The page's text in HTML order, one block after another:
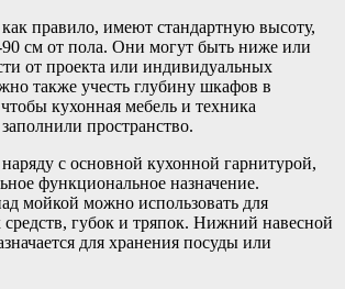
правило, имеют стандартную высоту,
см от пола. Они могут быть ниже или
от проекта или индивидуальных
также учесть глубину шкафов в
кухонная мебель и техника
пространство.
с основной кухонной гарнитурой,
функциональное назначение.
мойкой можно использовать для
губок и тряпок. Нижний навесной
для хранения посуды или